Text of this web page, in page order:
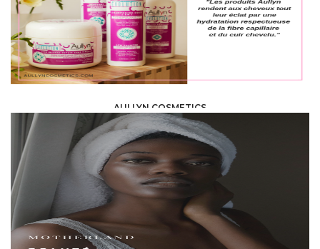
AULLYN COSMETICS
BEAUTÉ & MODE / COSMÉTIQUE ET AROMATIQUE